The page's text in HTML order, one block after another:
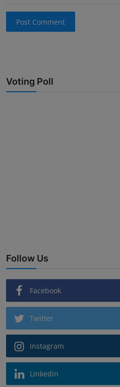
Post Comment
Voting Poll
Follow Us
Facebook
Twitter
Instagram
Linkedin